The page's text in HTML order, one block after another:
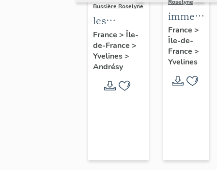
Bussière Roselyne
les
immeubles,
maisons et
fermes du
canton
d'Andrésy
France > Île-
de-France >
Yvelines>
Andrésy
Roselyne
maisons,
fermes
France >
Île-de-
France >
Yvelines